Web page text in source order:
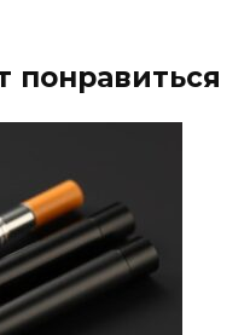
понравиться